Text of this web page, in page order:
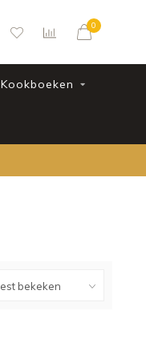
0
Kookboeken